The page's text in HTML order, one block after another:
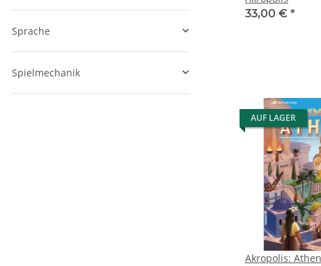
33,00 € *
AUF LAGER
Akropolis:
Sprache
Spielmechanik